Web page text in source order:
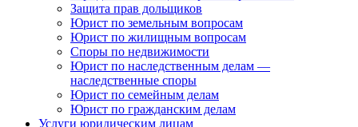
Защита прав дольщиков
Юрист по земельным вопросам
Юрист по жилищным вопросам
Споры по недвижимости
Юрист по наследственным делам —
наследственные споры
Юрист по семейным делам
Юрист по гражданским делам
Услуги юридическим лицам